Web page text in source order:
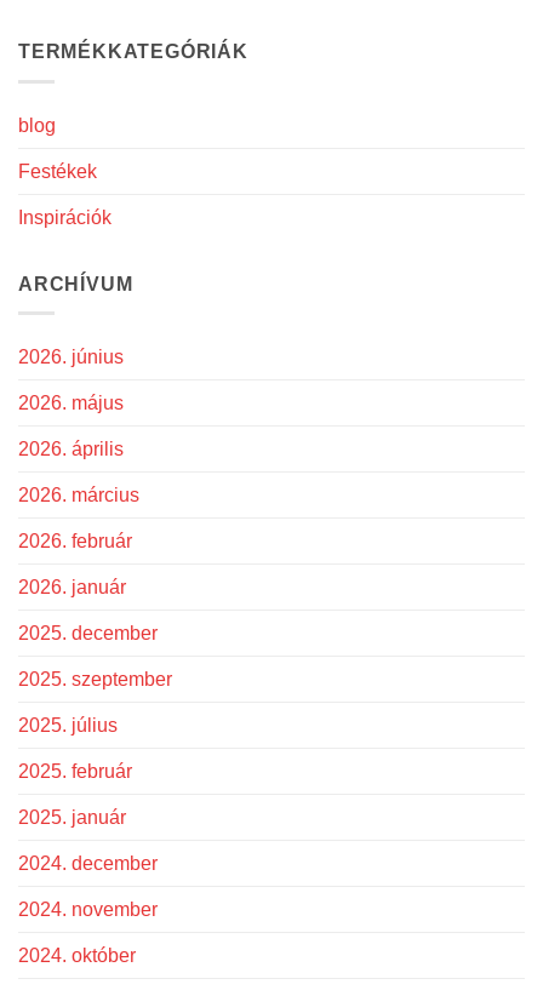
TERMÉKKATEGÓRIÁK
blog
Festékek
Inspirációk
ARCHÍVUM
2026. június
2026. május
2026. április
2026. március
2026. február
2026. január
2025. december
2025. szeptember
2025. július
2025. február
2025. január
2024. december
2024. november
2024. október